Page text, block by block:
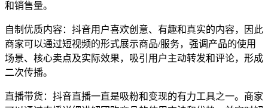
和销售量。
自制优质内容：抖音用户喜欢创意、有趣和真实的内容，因此
商家可以通过短视频的形式展示商品/服务，强调产品的使用
场景、核心卖点及实际效果，吸引用户主动转发和评论，形成
二次传播。
直播带货：抖音直播一直是吸粉和变现的有力工具之一。商家